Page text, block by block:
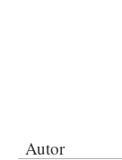
Autor